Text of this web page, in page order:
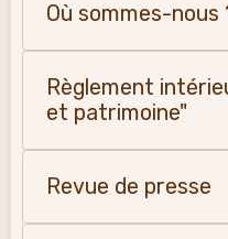
Où sommes-nous
Règlement
et patrimoine"
Revue de presse